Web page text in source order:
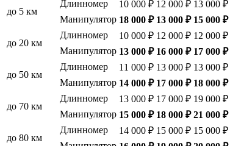
до 5 км
Длинномер 10 000 ₽ 12 000 ₽ 13 000 ₽
Манипулятор 18 000 ₽ 13 000 ₽ 15 000 ₽
до 20 км
Длинномер 10 000 ₽ 12 000 ₽ 12 000 ₽
Манипулятор 13 000 ₽ 16 000 ₽ 17 000 ₽
до 50 км
Длинномер 11 000 ₽ 13 000 ₽ 13 000 ₽
Манипулятор 14 000 ₽ 17 000 ₽ 18 000 ₽
до 70 км
Длинномер 13 000 ₽ 17 000 ₽ 19 000 ₽
Манипулятор 15 000 ₽ 18 000 ₽ 21 000 ₽
до 80 км
Длинномер 14 000 ₽ 15 000 ₽ 15 000 ₽